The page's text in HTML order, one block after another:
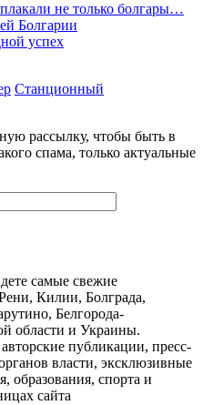
не только болгары…
Болгарии
успех
Станционный
рассылку, чтобы быть в
спама, только актуальные
самые свежие
Килии, Болграда,
Белгорода-
области и Украины.
публикации, пресс-
власти, эксклюзивные
образования, спорта и
сайта